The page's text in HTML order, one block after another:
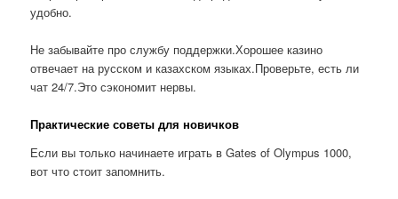
удобно.
Не забывайте про службу поддержки.Хорошее казино
отвечает на русском и казахском языках.Проверьте, есть ли
чат 24/7.Это сэкономит нервы.
Практические советы для новичков
Если вы только начинаете играть в Gates of Olympus 1000,
вот что стоит запомнить.